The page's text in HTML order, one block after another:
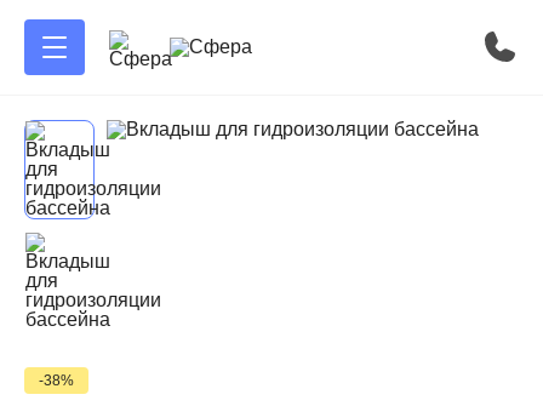
-38%